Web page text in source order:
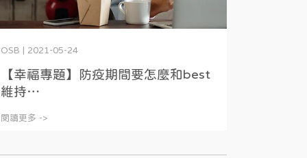
OSB | 2021-05-24
【幸福專題】防疫期間要怎麼和best
維持⋯
閱讀更多 ->